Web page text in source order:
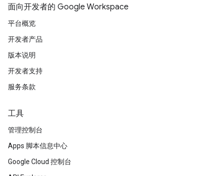
面向开发者的 Google Workspace
平台概览
开发者产品
版本说明
开发者支持
服务条款
工具
管理控制台
Apps 脚本信息中心
Google Cloud 控制台